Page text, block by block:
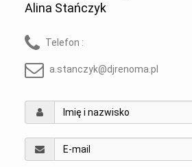
Alina Stańczyk
Telefon :
a.stanczyk@djrenoma.pl